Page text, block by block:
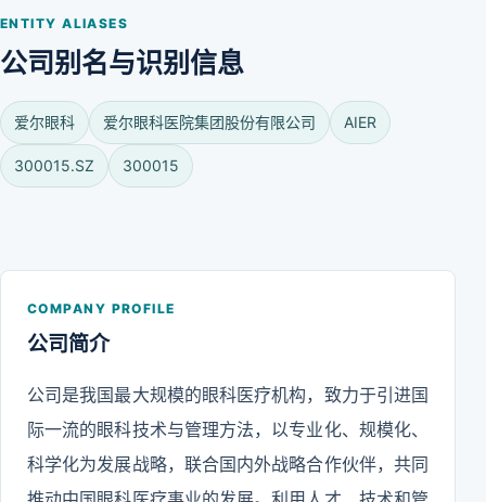
ENTITY ALIASES
公司别名与识别信息
爱尔眼科 爱尔眼科医院集团股份有限公司 AIER
300015.SZ 300015
COMPANY PROFILE
公司简介
公司是我国最大规模的眼科医疗机构，致力于引进国
际一流的眼科技术与管理方法，以专业化、规模化、
科学化为发展战略，联合国内外战略合作伙伴，共同